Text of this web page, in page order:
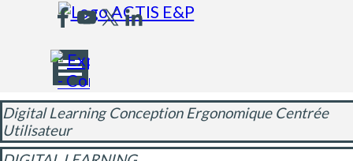
Aller au contenu
Sauter le menu
Digital Learning Conception Ergonomique Centrée
Utilisateur